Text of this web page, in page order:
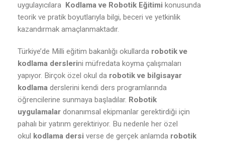
uygulayıcılara Kodlama ve Robotik Eğitimi konusunda
teorik ve pratik boyutlarıyla bilgi, beceri ve yetkinlik
kazandırmak amaçlanmaktadır.
Türkiye’de Milli eğitim bakanlığı okullarda robotik ve
kodlama derslerini müfredata koyma çalışmaları
yapıyor. Birçok özel okul da robotik ve bilgisayar
kodlama derslerini kendi ders programlarında
öğrencilerine sunmaya başladılar. Robotik
uygulamalar donanımsal ekipmanlar gerektirdiği için
pahalı bir yatırım gerektiriyor. Bu nedenle her özel
okul kodlama dersi verse de gerçek anlamda robotik